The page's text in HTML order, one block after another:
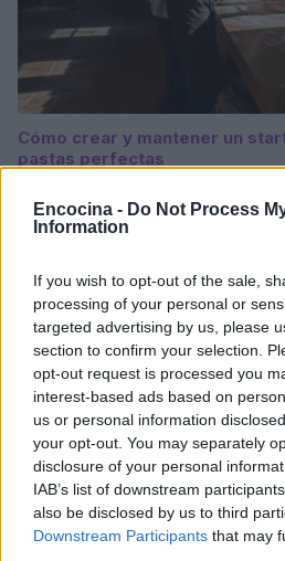
Encocina - Do Not Process
Information
If you wish to opt-out of the sale,
processing of your personal or
targeted advertising by us, please
section to confirm your selection.
opt-out request is processed you
interest-based ads based on
us or personal information
your opt-out. You may separately
disclosure of your personal
IAB’s list of downstream
also be disclosed by us to third
Downstream Participants that may
Cómo crear y mantener un
pastas perfectas
PASTAS Y PIZZAS
Receta fácil de pasta fría al